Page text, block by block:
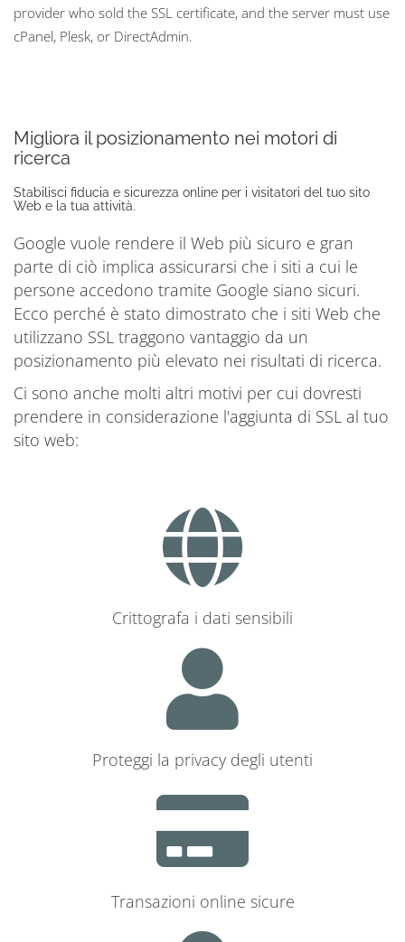
provider who sold the SSL certificate, and the server must use
cPanel, Plesk, or DirectAdmin.
Migliora il posizionamento nei motori di
ricerca
Stabilisci fiducia e sicurezza online per i visitatori del tuo sito
Web e la tua attività.
Google vuole rendere il Web più sicuro e gran
parte di ciò implica assicurarsi che i siti a cui le
persone accedono tramite Google siano sicuri.
Ecco perché è stato dimostrato che i siti Web che
utilizzano SSL traggono vantaggio da un
posizionamento più elevato nei risultati di ricerca.
Ci sono anche molti altri motivi per cui dovresti
prendere in considerazione l'aggiunta di SSL al tuo
sito web:
Crittografa i dati sensibili
Proteggi la privacy degli utenti
Transazioni online sicure